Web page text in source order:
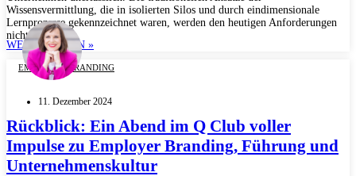
Wissensvermittlung, die in isolierten Silos und durch eindimensionale
Lernprozesse gekennzeichnet waren, werden den heutigen Anforderungen
nicht mehr...
WEITERLESEN »
EMPLOYER BRANDING
11. Dezember 2024
Rückblick: Ein Abend im Q Club voller
Impulse zu Employer Branding, Führung und
Unternehmenskultur